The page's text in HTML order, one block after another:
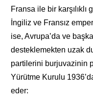
Fransa ile bir karşılıklı
İngiliz ve Fransız
ise, Avrupa’da ve
desteklemekten uzak
partilerini burjuvazinin
Yürütme Kurulu
eder: